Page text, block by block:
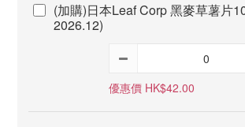
(加購)日本Leaf Corp 黑麥草薯片
2026.12)
優惠價 HK$42.00